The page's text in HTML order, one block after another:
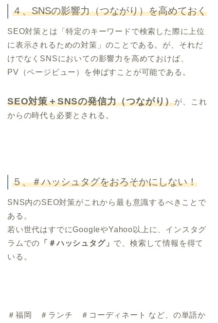
４、SNSの影響力（つながり）を高めておく
SEO対策とは「特定のキーワードで検索した際に上位
に表示されるための対策」のことである。が、それだ
けでなくSNSにおいての影響力を高めておけば、
PV（ページビュー）を伸ばすことが可能である。
SEO対策＋SNSの発信力（つながり）が、これ
からの時代も必要とされる。
５、＃ハッシュタグをおろそかにしない！
SNS内のSEO対策がこれから最も意識するべきことで
ある。
若い世代はすでにGoogleやYahoo以上に、インスタグ
ラムでの 「＃ハッシュタグ」 で、検索して情報を得て
いる。
＃福岡 ＃ランチ ＃コーディネート など、の単語か